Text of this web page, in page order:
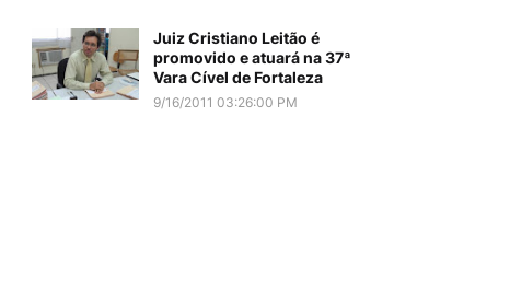
Juiz Cristiano Leitão é
promovido e atuará na 37ª
Vara Cível de Fortaleza
9/16/2011 03:26:00 PM